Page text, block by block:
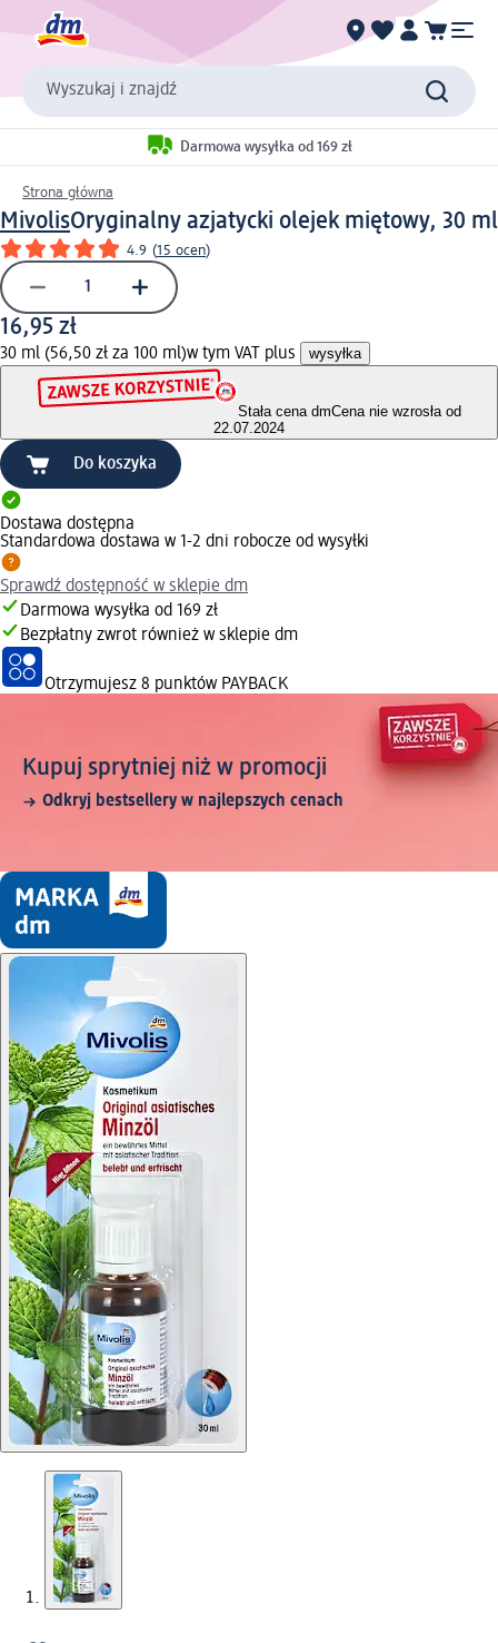
Wyszukaj i znajdź
Darmowa wysyłka od 169 zł
Strona główna
MivolisOryginalny azjatycki olejek miętowy, 30 ml
4.9 (15 ocen)
16,95 zł
30 ml (56,50 zł za 100 ml)w tym VAT plus wysyłka
Stała cena dmCena nie wzrosła od
22.07.2024
Do koszyka
Dostawa dostępna
Standardowa dostawa w 1-2 dni robocze od wysyłki
Sprawdź dostępność w sklepie dm
Darmowa wysyłka od 169 zł
Bezpłatny zwrot również w sklepie dm
Otrzymujesz 8 punktów PAYBACK
Kupuj sprytniej niż w promocji
Odkryj bestsellery w najlepszych cenach